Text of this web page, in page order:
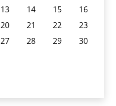
13 14 15
16
20 21 22
23
27 28 29
30